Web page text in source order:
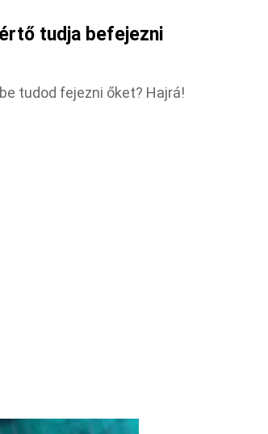
tudja befejezni
tudod fejezni őket? Hajrá!